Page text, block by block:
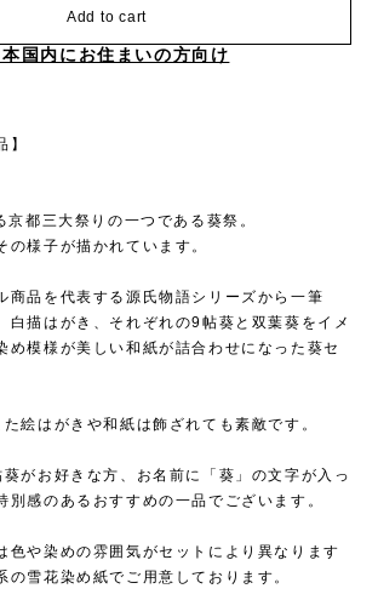
Add to cart
本国内にお住まいの方向け
】
都三大祭りの一つである葵祭。
の様子が描かれています。
商品を代表する源氏物語シリーズから一筆
白描はがき、それぞれの9帖葵と双葉葵をイメ
め模様が美しい和紙が詰合わせになった葵セ
絵はがきや和紙は飾ざれても素敵です。
がお好きな方、お名前に「葵」の文字が入っ
別感のあるおすすめの一品でございます。
や染めの雰囲気がセットにより異なります
の雪花染め紙でご用意しております。